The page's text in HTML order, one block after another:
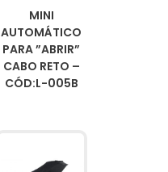
MINI
AUTOMÁTICO
PARA ”ABRIR”
CABO RETO –
CÓD:L-005B